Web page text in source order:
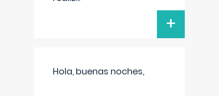
+
Hola, buenas noches,